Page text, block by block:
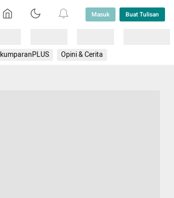
Masuk Buat Tulisan
kumparanPLUS Opini & Cerita